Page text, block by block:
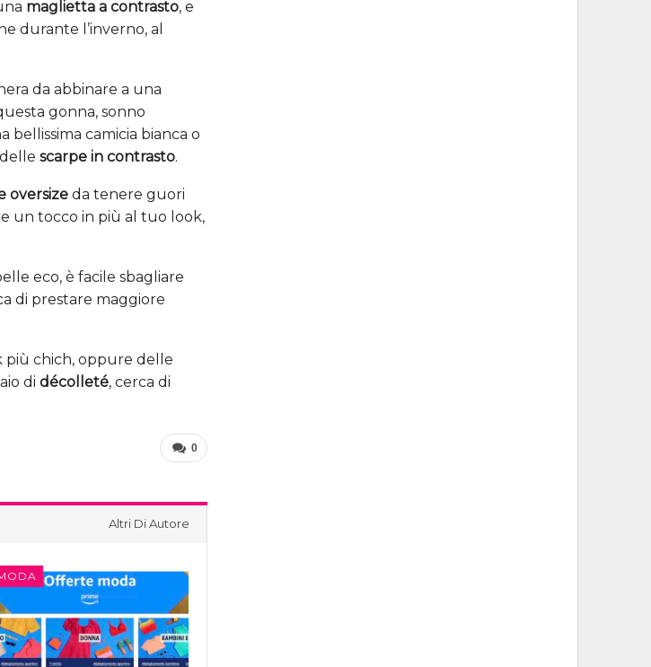
maglietta a contrasto, e
durante l’inverno, al
da abbinare a una
gonna, sonno
camicia bianca o
scarpe in contrasto.
oversize da tenere guori
un tocco in più al tuo look,
eco, è facile sbagliare
di prestare maggiore
più chich, oppure delle
di décolleté, cerca di
0
Altri Di Autore